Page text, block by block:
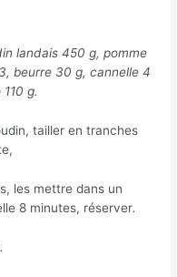
landais 450 g, pomme
beurre 30 g, cannelle 4
g.
tailler en tranches
les mettre dans un
8 minutes, réserver.
.